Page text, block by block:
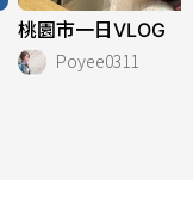
桃園市一日VLOG
Poyee0311